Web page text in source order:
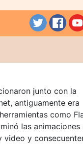
junto con la
antiguamente era
como
las animaciones
y